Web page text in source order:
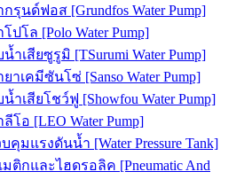
รุนด์ฟอส [Grundfos Water Pump]
ปโล [Polo Water Pump]
ำเสียซูรูมิ [TSurumi Water Pump]
าเคมีซันโซ่ [Sanso Water Pump]
ำเสียโชว์ฟู [Showfou Water Pump]
โอ [LEO Water Pump]
คุมแรงดันน้ำ [Water Pressure Tank]
ติกและไฮดรอลิค [Pneumatic And